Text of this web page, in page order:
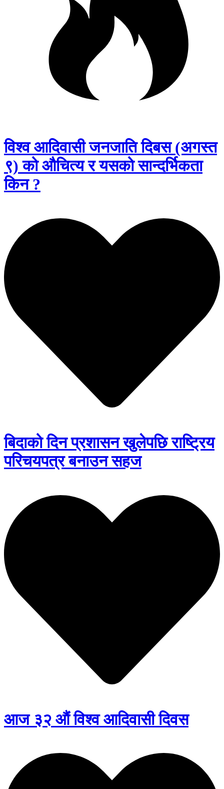
विश्व आदिवासी जनजाति दिबस (अगस्त
९) को औचित्य र यसको सान्दर्भिकता
किन ?
बिदाको दिन प्रशासन खुलेपछि राष्ट्रिय
परिचयपत्र बनाउन सहज
आज ३२ औं विश्व आदिवासी दिवस